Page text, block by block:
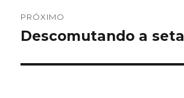
PRÓXIMO
Próximo
Descomutando a seta